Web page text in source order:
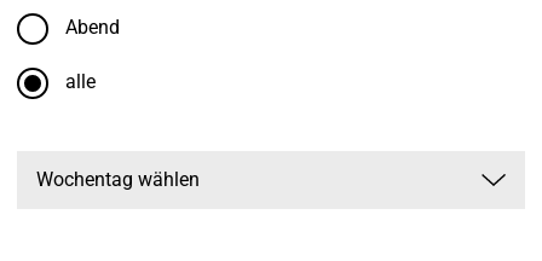
Abend
alle